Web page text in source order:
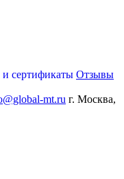
сертификаты Отзывы
mt.ru г. Москва,